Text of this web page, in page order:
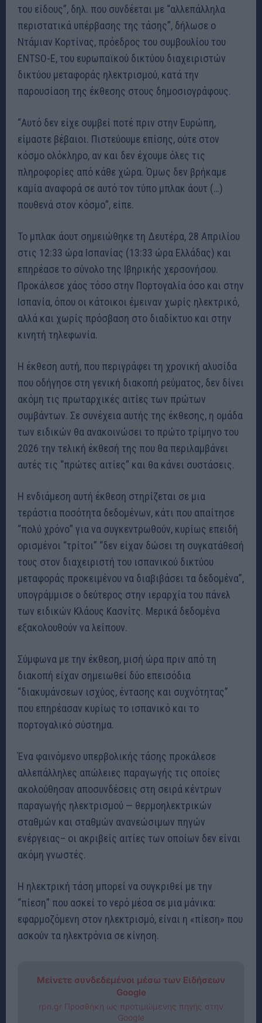
του είδους”, δηλ. που συνδέεται με “αλλεπάλληλα
περιστατικά υπέρβασης της τάσης”, δήλωσε ο
Ντάμιαν Κορτίνας, πρόεδρος του συμβουλίου του
ENTSO-E, του ευρωπαϊκού δικτύου διαχειριστών
δικτύου μεταφοράς ηλεκτρισμού, κατά την
παρουσίαση της έκθεσης στους δημοσιογράφους.
“Αυτό δεν είχε συμβεί ποτέ πριν στην Ευρώπη,
είμαστε βέβαιοι. Πιστεύουμε επίσης, ούτε στον
κόσμο ολόκληρο, αν και δεν έχουμε όλες τις
πληροφορίες από κάθε χώρα. Όμως δεν βρήκαμε
καμία αναφορά σε αυτό τον τύπο μπλακ άουτ (…)
πουθενά στον κόσμο”, είπε.
Το μπλακ άουτ σημειώθηκε τη Δευτέρα, 28 Απριλίου
στις 12:33 ώρα Ισπανίας (13:33 ώρα Ελλάδας) και
επηρέασε το σύνολο της Ιβηρικής χερσονήσου.
Προκάλεσε χάος τόσο στην Πορτογαλία όσο και στην
Ισπανία, όπου οι κάτοικοι έμειναν χωρίς ηλεκτρικό,
αλλά και χωρίς πρόσβαση στο διαδίκτυο και στην
κινητή τηλεφωνία.
Η έκθεση αυτή, που περιγράφει τη χρονική αλυσίδα
που οδήγησε στη γενική διακοπή ρεύματος, δεν δίνει
ακόμη τις πρωταρχικές αιτίες των πρώτων
συμβάντων. Σε συνέχεια αυτής της έκθεσης, η ομάδα
των ειδικών θα ανακοινώσει το πρώτο τρίμηνο του
2026 την τελική έκθεσή της που θα περιλαμβάνει
αυτές τις “πρώτες αιτίες” και θα κάνει συστάσεις.
Η ενδιάμεση αυτή έκθεση στηρίζεται σε μια
τεράστια ποσότητα δεδομένων, κάτι που απαίτησε
“πολύ χρόνο” για να συγκεντρωθούν, κυρίως επειδή
ορισμένοι “τρίτοι” “δεν είχαν δώσει τη συγκατάθεσή
τους στον διαχειριστή του ισπανικού δικτύου
μεταφοράς προκειμένου να διαβιβάσει τα δεδομένα”,
υπογράμμισε ο δεύτερος στην ιεραρχία του πάνελ
των ειδικών Κλάους Κασνίτς. Μερικά δεδομένα
εξακολουθούν να λείπουν.
Σύμφωνα με την έκθεση, μισή ώρα πριν από τη
διακοπή είχαν σημειωθεί δύο επεισόδια
“διακυμάνσεων ισχύος, έντασης και συχνότητας”
που επηρέασαν κυρίως το ισπανικό και το
πορτογαλικό σύστημα.
Ένα φαινόμενο υπερβολικής τάσης προκάλεσε
αλλεπάλληλες απώλειες παραγωγής τις οποίες
ακολούθησαν αποσυνδέσεις στη σειρά κέντρων
παραγωγής ηλεκτρισμού — θερμοηλεκτρικών
σταθμών και σταθμών ανανεώσιμων πηγών
ενέργειας– οι ακριβείς αιτίες των οποίων δεν είναι
ακόμη γνωστές.
Η ηλεκτρική τάση μπορεί να συγκριθεί με την
“πίεση” που ασκεί το νερό μέσα σε μια μάνικα:
εφαρμοζόμενη στον ηλεκτρισμό, είναι η «πίεση» που
ασκούν τα ηλεκτρόνια σε κίνηση.
Μείνετε συνδεδεμένοι μέσω των Ειδήσεων
Google
rpn.gr Προσθήκη ως προτιμώμενης πηγής στην
Google